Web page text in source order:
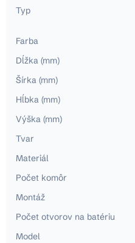
Typ
Farba
Dĺžka (mm)
Šírka (mm)
Hĺbka (mm)
Výška (mm)
Tvar
Materiál
Počet komôr
Montáž
Počet otvorov na batériu
Model